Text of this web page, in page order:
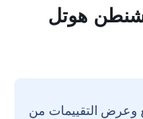
هوتل
وعرض التقييمات من